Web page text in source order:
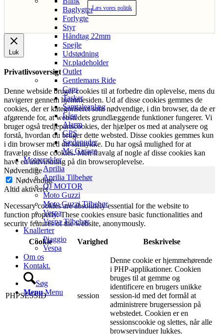
Baglygter
Forlygte
Styr
Håndtag 22mm
Spejle
Udstødning
Nr.pladeholder
Outlet
Gentlemans Ride
Caps
Tasker
Samtaleanlæg
Låse
Alarm
GPS
Sædepuder
Mc Garage
Motorcykler
Aprilia
Aprilia Tilbehør
QJ MOTOR
Moto Guzzi
Moto Guzzi Tilbehør
Vespa
Vespa Tilbehør
Knallerter
Piaggio
Vespa
Om os
Kontakt.
Søg
Menu Menu
Læs vores politik
Luk
Privatlivsoversigt
Denne webside bruger cookies til at forbedre din oplevelse, mens du
navigerer gennem hjemmesiden. Ud af disse cookies gemmes de
cookies, der er kategoriseret som nødvendige, i din browser, da de er
afgørende for, at webstedets grundlæggende funktioner fungerer. Vi
bruger også tredjepartscookies, der hjælper os med at analysere og
forstå, hvordan du bruger dette websted. Disse cookies gemmes kun
i din browser med dit samtykke. Du har også mulighed for at
fravælge disse cookies. Men fravalg af nogle af disse cookies kan
have en indvirkning på din browseroplevelse.
Nødvendige
Nødvendige
Altid aktiveret
Necessary cookies are absolutely essential for the website to
function properly. These cookies ensure basic functionalities and
security features of the website, anonymously.
Cookie Varighed Beskrivelse
PHPSESSID session
Denne cookie er hjemmehørende
i PHP-applikationer. Cookien
bruges til at gemme og
identificere en brugers unikke
session-id med det formål at
administrere brugersession på
webstedet. Cookien er en
sessionscookie og slettes, når alle
browservinduer lukkes.